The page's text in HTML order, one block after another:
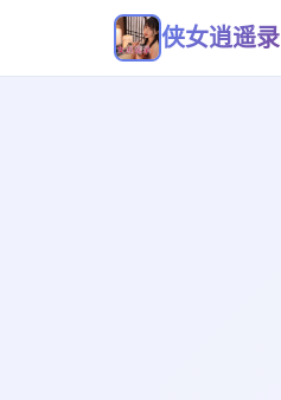
侠女逍遥录